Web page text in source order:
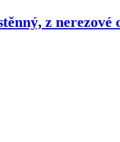
z nerezové